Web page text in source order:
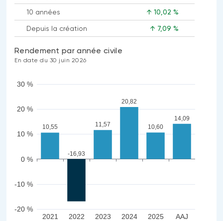
10 années ↑ 10,02 %
Depuis la création ↑ 7,09 %
Rendement par année civile
En date du 30 juin 2026
-20 %
-10 %
0 %
10 %
20 %
30 %
2021 2022 2023 2024 2025 AAJ
10,55
-16,93
11,57
20,82
10,60
14,09